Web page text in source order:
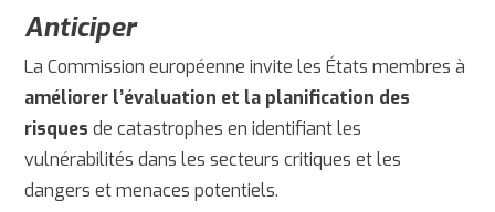
Anticiper
La Commission européenne invite les États membres à
améliorer l’évaluation et la planification des
risques de catastrophes en identifiant les
vulnérabilités dans les secteurs critiques et les
dangers et menaces potentiels.